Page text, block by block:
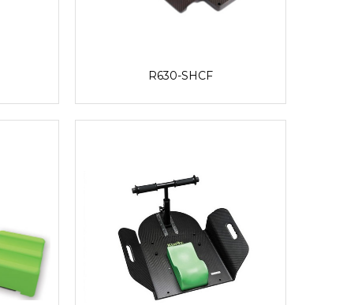
R630-SHCF